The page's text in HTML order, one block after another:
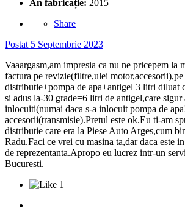
An fabricație: 2015
Share
Postat 5 Septembrie 2023
Vaaargasm,am impresia ca nu ne pricepem la
factura pe revizie(filtre,ulei
distributie+pompa de apa+antigel 3 litri diluat
si adus la-30 grade=6 litri de antigel,care sigur
inlocuiti(numai daca s-a inlocuit pompa de
accesorii(transmisie).Pretul este ok.Eu ti-am
distributie care era la Piese Auto Arges,cum
Radu.Faci ce vrei cu masina ta,dar daca este
de reprezentanta.Apropo eu lucrez intr-un
Bucuresti.
1